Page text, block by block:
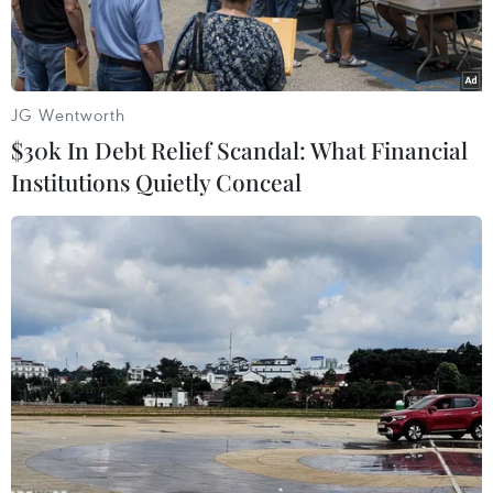
vực.
Trụ sở ECB tại Frankfurt am Main (Đức), ngày 3/2/2022. (Ảnh:
AFP/TTXVN)
Theo tính toán của tờ Financial Times dựa trên
dữ liệu của Ngân hàng Trung ương châu Âu
JG Wentworth
$30k In Debt Relief Scandal: What Financial
Institutions Quietly Conceal